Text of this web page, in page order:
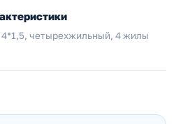
4*1,5, четырехжильный, 4 жилы